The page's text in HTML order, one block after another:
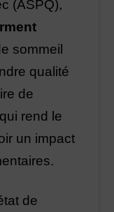
(ASPQ),
sommeil
qualité
de
rend le
un impact
de